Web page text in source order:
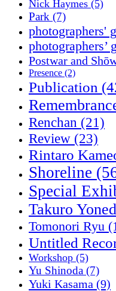
Nick Haymes (5)
Park (7)
photographers'
photographers’
Postwar and
Presence (2)
Publication
Renchan (21)
Review (23)
Rintaro
Shoreline
Special
Takuro
Tomonori Ryu
Untitled
Workshop (5)
Yu Shinoda (7)
Yuki Kasama (9)